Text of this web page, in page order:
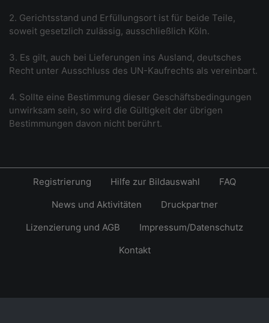
2. Gerichtsstand und Erfüllungsort ist für beide Teile,
soweit gesetzlich zulässig, ausschließlich Köln.
3. Es gilt, auch bei Lieferungen ins Ausland, deutsches
Recht unter Ausschluss des UN-Kaufrechts als vereinbart.
4. Sollte eine Bestimmung dieser Geschäftsbedingungen
unwirksam sein, so wird die Gültigkeit der übrigen
Bestimmungen davon nicht berührt.
Registrierung Hilfe zur Bildauswahl
FAQ
News und Aktivitäten
Druckpartner
Lizenzierung und AGB
Impressum/Datenschutz
Kontakt